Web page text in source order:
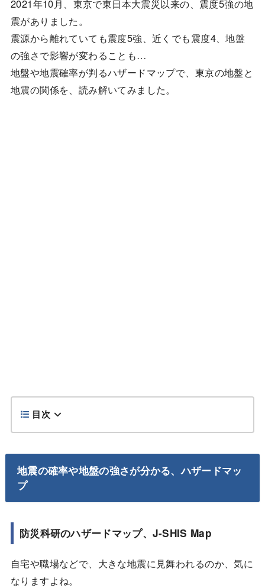
2021年10月、東京で東日本大震災以来の、震度5強の地
震がありました。
震源から離れていても震度5強、近くでも震度4、地盤
の強さで影響が変わることも…
地盤や地震確率が判るハザードマップで、東京の地盤と
地震の関係を、読み解いてみました。
目次
地震の確率や地盤の強さが分かる、ハザードマッ
プ
防災科研のハザードマップ、J-SHIS Map
自宅や職場などで、大きな地震に見舞われるのか、気に
なりますよね。